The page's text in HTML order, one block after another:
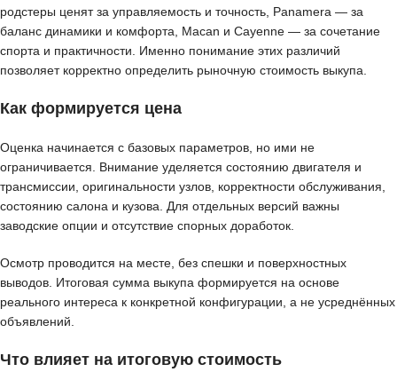
родстеры ценят за управляемость и точность, Panamera — за
баланс динамики и комфорта, Macan и Cayenne — за сочетание
спорта и практичности. Именно понимание этих различий
позволяет корректно определить рыночную стоимость выкупа.
Как формируется цена
Оценка начинается с базовых параметров, но ими не
ограничивается. Внимание уделяется состоянию двигателя и
трансмиссии, оригинальности узлов, корректности обслуживания,
состоянию салона и кузова. Для отдельных версий важны
заводские опции и отсутствие спорных доработок.
Осмотр проводится на месте, без спешки и поверхностных
выводов. Итоговая сумма выкупа формируется на основе
реального интереса к конкретной конфигурации, а не усреднённых
объявлений.
Что влияет на итоговую стоимость